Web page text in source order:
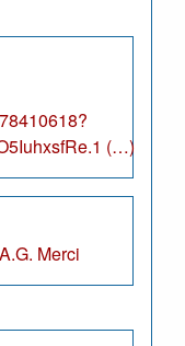
(…)
Merci